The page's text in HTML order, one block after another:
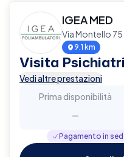
IGEA MED
Via Montello
9.1 km
Visita
Vedi altre prestazioni
Prima disponibilità
-
Pagamento in